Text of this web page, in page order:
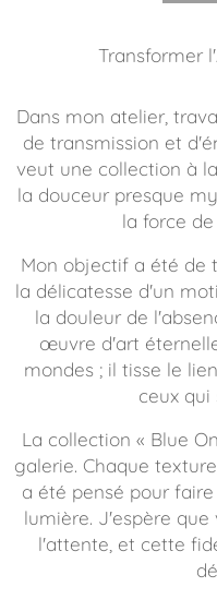
Transformer
Dans mon atelier,
de transmission et
veut une collection à
la douceur presque
la force
Mon objectif a été de
la délicatesse d'un
la douleur de
œuvre d'art
mondes ; il tisse le
ceux qui
La collection « Blue
galerie. Chaque
a été pensé pour
lumière. J'espère que
l'attente, et cette